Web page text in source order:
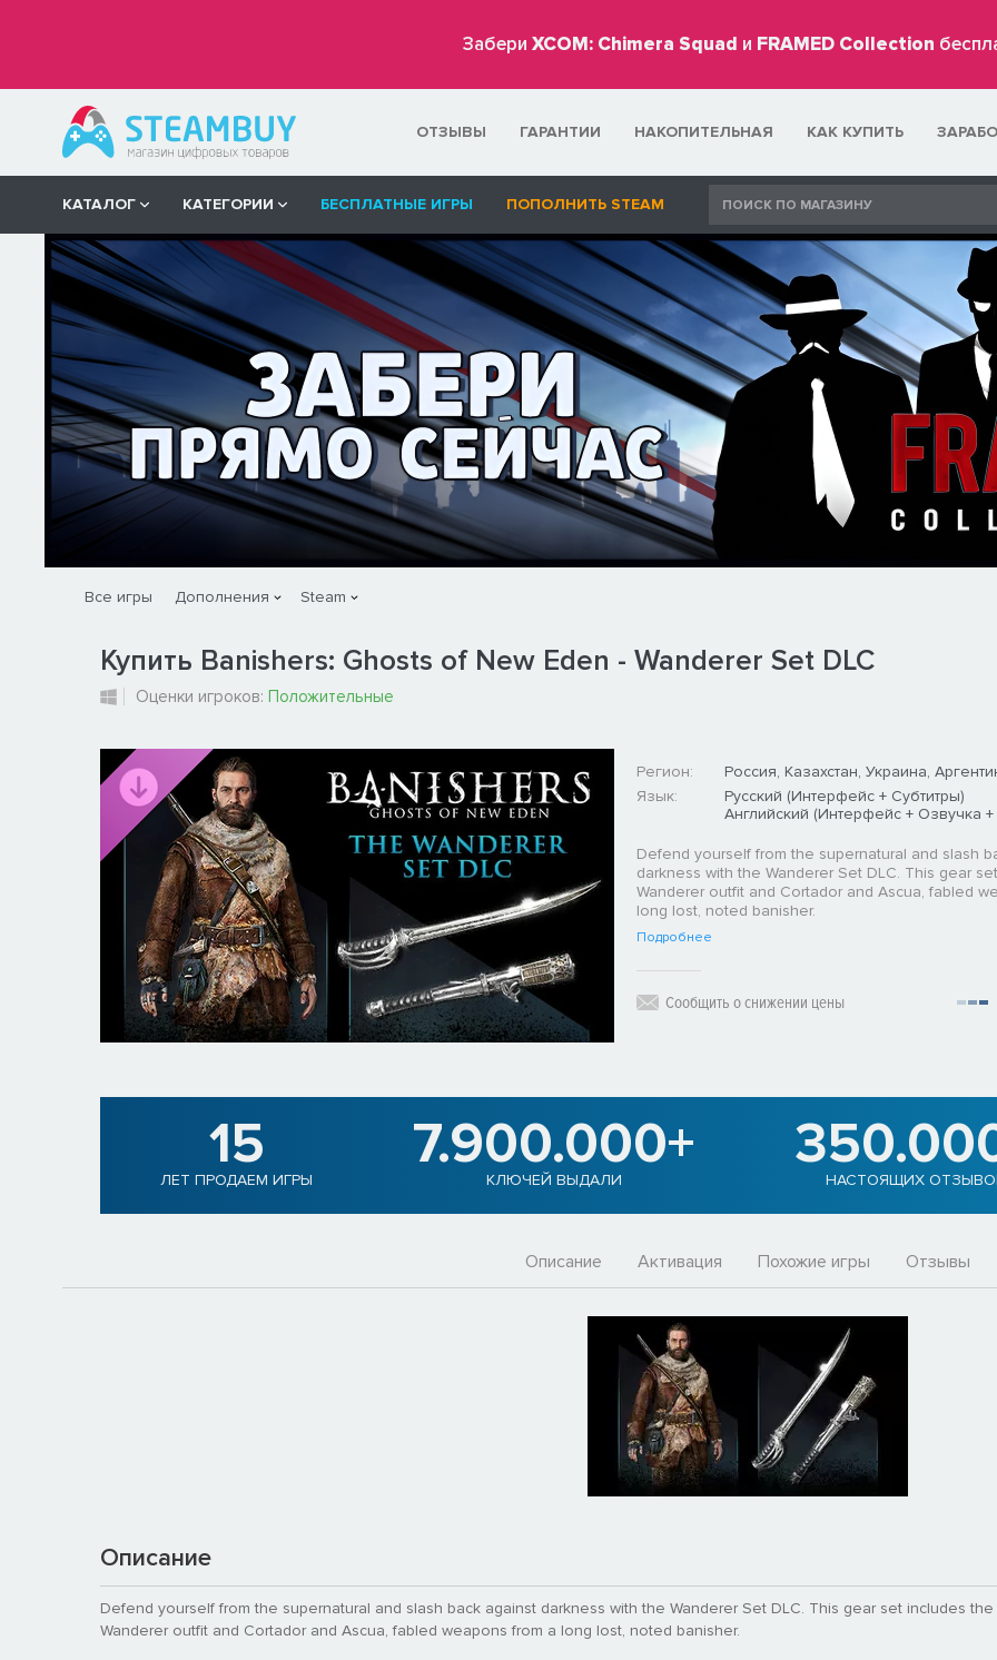
Забери XCOM: Chimera Squad и FRAMED Collection
ОТЗЫВЫ ГАРАНТИИ НАКОПИТЕЛЬНАЯ КАК КУПИТЬ
КАТАЛОГ КАТЕГОРИИ БЕСПЛАТНЫЕ ИГРЫ ПОПОЛНИТЬ STEAM
Все игры Дополнения Steam
Купить Banishers: Ghosts of New Eden - Wanderer Set DLC
Оценки игроков: Положительные
Регион:
Россия, Казахстан, Украина,
Язык:
Русский (Интерфейс + Субтитры)
Английский (Интерфейс + Озвучка +
Defend yourself from the supernatural and slash
darkness with the Wanderer Set DLC. This gear
Wanderer outfit and Cortador and Ascua, fabled
long lost, noted banisher.
Подробнее
Сообщить о снижении цены
15
ЛЕТ ПРОДАЕМ ИГРЫ
7.900.000+
КЛЮЧЕЙ ВЫДАЛИ НАСТОЯЩИХ
Описание Активация Похожие игры Отзывы
Описание
Defend yourself from the supernatural and slash back against darkness with the Wanderer Set DLC. This gear set includes the
Wanderer outfit and Cortador and Ascua, fabled weapons from a long lost, noted banisher.